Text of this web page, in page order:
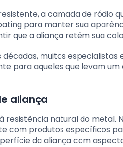
a camada de ródio
para manter sua
que a aliança retém sua
muitos especialistas
para aqueles que levam um
aliança
resistência natural do metal.
com produtos específicos
da aliança com